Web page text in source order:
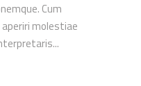
Cum
molestiae